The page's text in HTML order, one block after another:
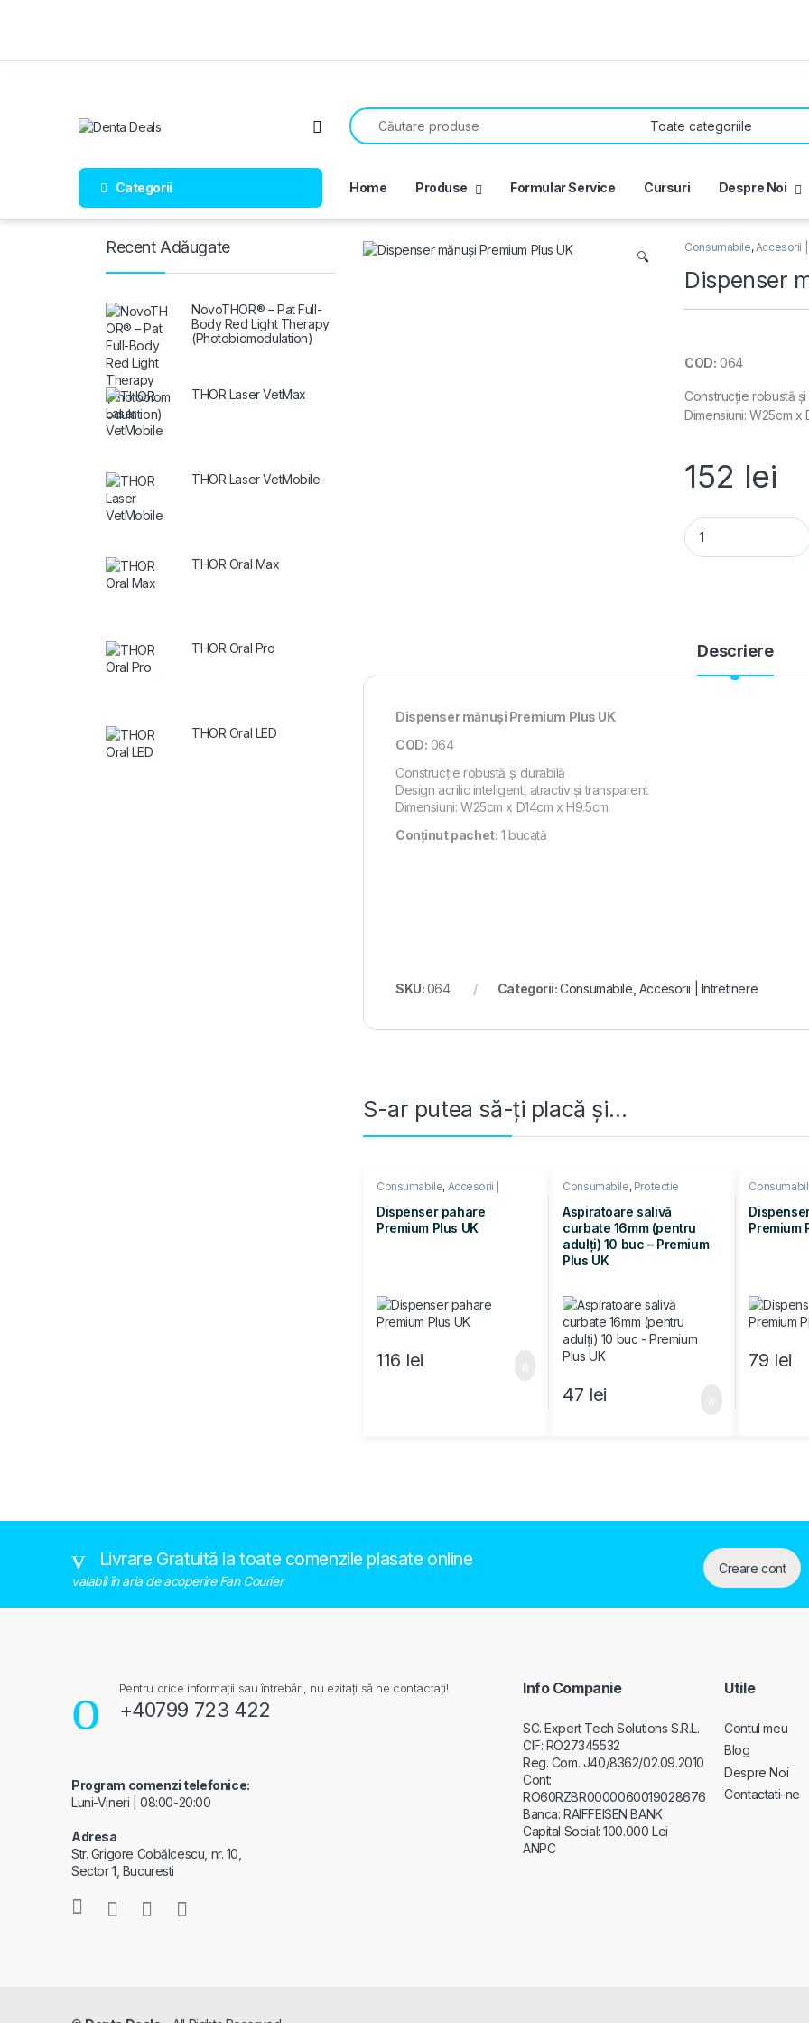
Open
Search for:
Categorii Home Produse Formular Service Cursuri Despre Noi
🔍
Consumabile,Accesorii
Dispenser
COD: 064
Construcție robustă
Dimensiuni: W25cm x
152 lei
Dispenser mănuși
Descriere
Dispenser mănuși Premium Plus UK
COD: 064
Construcție robustă și durabilă
Design acrilic inteligent, atractiv și transparent
Dimensiuni: W25cm x D14cm x H9.5cm
Conținut pachet: 1 bucată
SKU:064 Categorii:Consumabile Accesorii | Intretinere
S-ar putea să-ți placă și…
Consumabile, Accesorii |
Dispenser pahare
Premium Plus UK
116 lei
Consumabile, Protectie
Aspiratoare salivă
curbate 16mm (pentru
adulți) 10 buc – Premium
Plus UK
47 lei
Premium
79 lei
Recent Adăugate
NovoTHOR® – Pat Full-
Body Red Light Therapy
(Photobiomodulation)
THOR Laser VetMax
THOR Laser VetMobile
THOR Oral Max
THOR Oral Pro
THOR Oral LED
Livrare Gratuită la toate comenzile plasate online
valabil în aria de acoperire Fan Courier
Creare cont
Pentru orice informații sau întrebări, nu ezitați să ne contactați!
+40799 723 422
Program comenzi telefonice:
Luni-Vineri | 08:00-20:00
Adresa
Str. Grigore Cobălcescu, nr. 10,
Sector 1, Bucuresti
Info Companie
SC. Expert Tech Solutions S.R.L.
CIF: RO27345532
Reg. Com. J40/8362/02.09.2010
Cont:
RO60RZBR0000060019028676
Banca: RAIFFEISEN BANK
Capital Social: 100.000 Lei
ANPC
Utile
Contul meu
Blog
Despre Noi
Contactati-ne